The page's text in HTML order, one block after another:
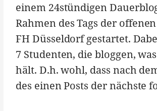
einem 24stündigen
Rahmen des Tags der
FH Düsseldorf gestartet.
7 Studenten, die bloggen,
hält. D.h. wohl, dass nach
des einen Posts der nächste